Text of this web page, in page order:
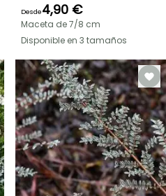
Desde4,90 €
Maceta de 7/8 cm
Disponible en 3 tamaños